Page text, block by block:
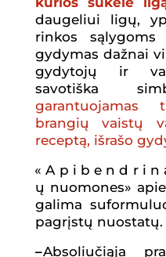
daugeliui ligų,
rinkos
gydymas dažnai
gydytojų ir
savotiška
brangių vaistų
receptą, išrašo
« A p i b e n d r i
ų nuomones» apie
galima
pagrįstų nuostatų.
–Absoliučiąja